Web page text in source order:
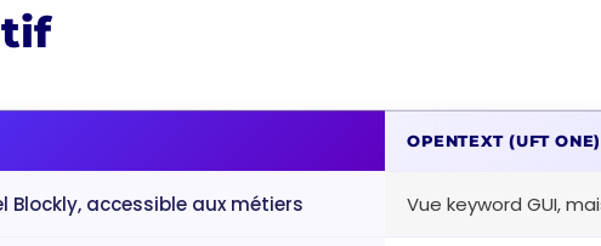
OPENTEXT (UFT ONE)
Blockly, accessible aux métiers Vue keyword GUI,